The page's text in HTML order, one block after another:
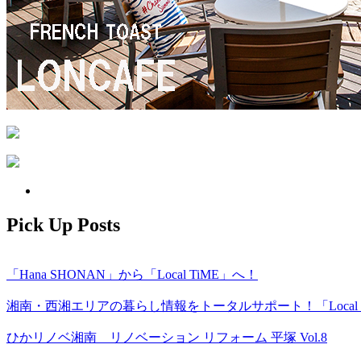
Pick Up Posts
「Hana SHONAN」から「Local TiME」へ！
湘南・西湘エリアの暮らし情報をトータルサポート！「Local
ひかリノベ湘南 リノベーション リフォーム 平塚 Vol.8